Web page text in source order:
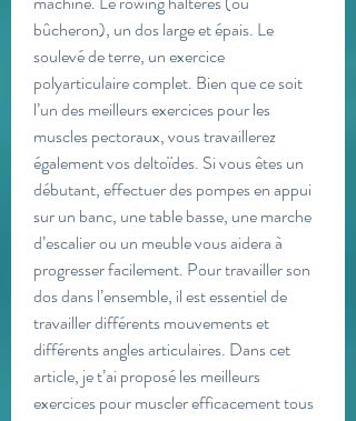
bûcheron), un dos large et épais. Le
soulevé de terre, un exercice
polyarticulaire complet. Bien que ce soit
l’un des meilleurs exercices pour les
muscles pectoraux, vous travaillerez
également vos deltoïdes. Si vous êtes un
débutant, effectuer des pompes en appui
sur un banc, une table basse, une marche
d’escalier ou un meuble vous aidera à
progresser facilement. Pour travailler son
dos dans l’ensemble, il est essentiel de
travailler différents mouvements et
différents angles articulaires. Dans cet
article, je t’ai proposé les meilleurs
exercices pour muscler efficacement tous